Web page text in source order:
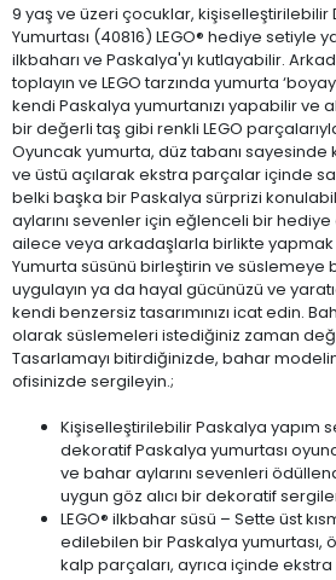
9 yaş ve üzeri çocuklar, kişiselleştirilebilir
Yumurtası (40816) LEGO® hediye setiyle
ilkbaharı ve Paskalya'yı kutlayabilir.
toplayın ve LEGO tarzında yumurta
kendi Paskalya yumurtanızı yapabilir ve
bir değerli taş gibi renkli LEGO
Oyuncak yumurta, düz tabanı
ve üstü açılarak ekstra parçalar içinde
belki başka bir Paskalya sürprizi
aylarını sevenler için eğlenceli bir hediye
ailece veya arkadaşlarla birlikte yapmak
Yumurta süsünü birleştirin ve süslemeye
uygulayın ya da hayal gücünüzü ve
kendi benzersiz tasarımınızı icat edin.
olarak süslemeleri istediğiniz zaman
Tasarlamayı bitirdiğinizde, bahar
ofisinizde sergileyin.;
Kişiselleştirilebilir Paskalya yapım
dekoratif Paskalya yumurtası
ve bahar aylarını sevenleri
uygun göz alıcı bir dekoratif
LEGO® ilkbahar süsü – Sette üst
edilebilen bir Paskalya yumurtası,
kalp parçaları, ayrıca içinde